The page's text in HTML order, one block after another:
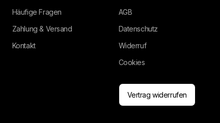
Häufige Fragen
Zahlung & Versand
Kontakt
AGB
Datenschutz
Widerruf
Cookies
Vertrag widerrufen